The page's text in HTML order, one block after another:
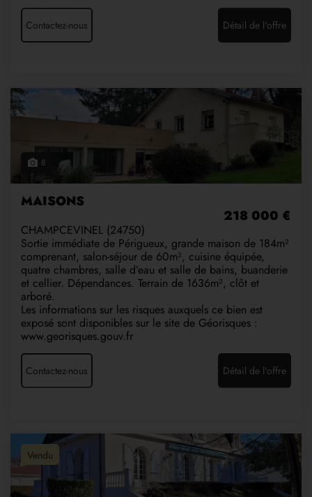
Contactez-nous Détail de l'offre
8
MAISONS
218 000 €
CHAMPCEVINEL (24750)
Sortie immédiate de Périgueux, grande maison de 184m²
comprenant, salon-séjour de 60m², cuisine équipée,
quatre chambres, salle d’eau et salle de bains, buanderie
et cellier. Dépendances. Terrain de 1636m², clôt et
arboré.
Les informations sur les risques auxquels ce bien est
exposé sont disponibles sur le site de Géorisques :
www.georisques.gouv.fr
Contactez-nous Détail de l'offre
Vendu